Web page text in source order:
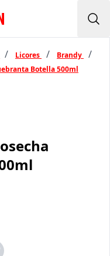
/ Licores / Brandy /
Botella 500ml